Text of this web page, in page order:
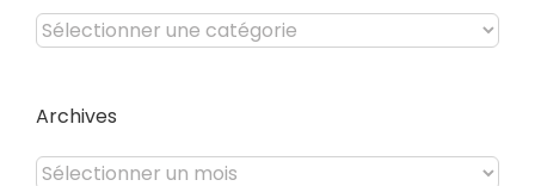
Catégories
du
Archives
Archives